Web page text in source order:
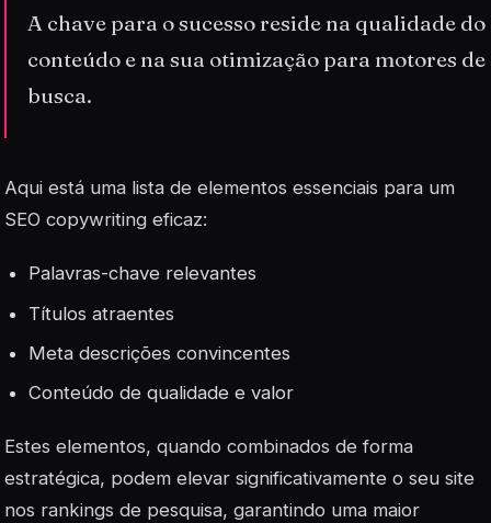
A chave para o sucesso reside na qualidade do
conteúdo e na sua otimização para motores de
busca.
Aqui está uma lista de elementos essenciais para um
SEO copywriting eficaz:
Palavras-chave relevantes
Títulos atraentes
Meta descrições convincentes
Conteúdo de qualidade e valor
Estes elementos, quando combinados de forma
estratégica, podem elevar significativamente o seu site
nos rankings de pesquisa, garantindo uma maior